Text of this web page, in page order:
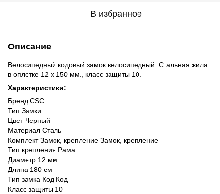
В избранное
Описание
Велосипедный кодовый замок велосипедный. Стальная жила
в оплетке 12 х 150 мм., класс защиты 10.
Характеристики:
Бренд CSC
Тип Замки
Цвет Черный
Материал Сталь
Комплект Замок, крепление Замок, крепление
Тип крепления Рама
Диаметр 12 мм
Длина 180 см
Тип замка Код Код
Класс защиты 10